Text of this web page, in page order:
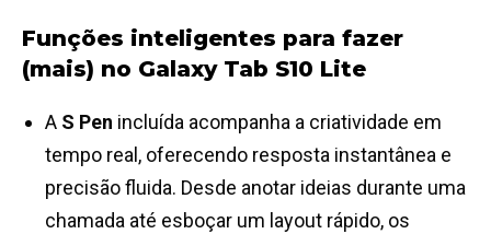
Funções inteligentes para fazer
(mais) no Galaxy Tab S10 Lite
A S Pen incluída acompanha a criatividade em
tempo real, oferecendo resposta instantânea e
precisão fluida. Desde anotar ideias durante uma
chamada até esboçar um layout rápido, os